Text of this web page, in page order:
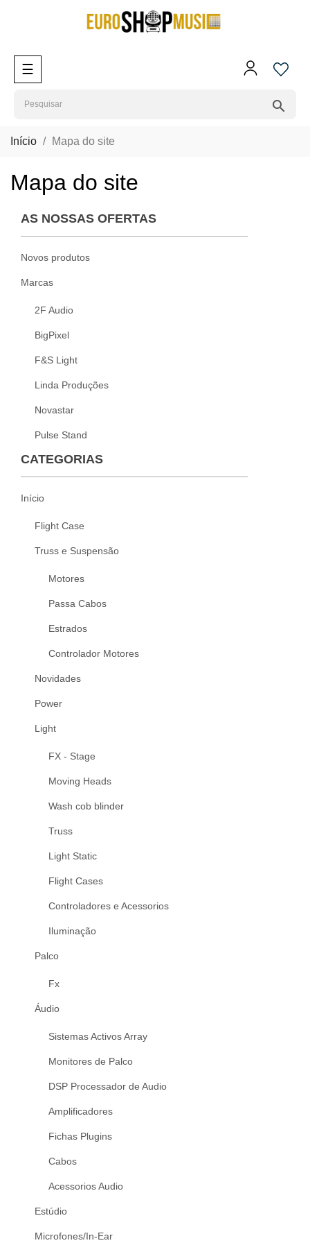
Toggle
navigation
☰
search
Início Mapa do site
Mapa do site
AS NOSSAS OFERTAS
Novos produtos
Marcas
2F Audio
BigPixel
F&S Light
Linda Produções
Novastar
Pulse Stand
CATEGORIAS
Início
Flight Case
Truss e Suspensão
Motores
Passa Cabos
Estrados
Controlador Motores
Novidades
Power
Light
FX - Stage
Moving Heads
Wash cob blinder
Truss
Light Static
Flight Cases
Controladores e Acessorios
Iluminação
Palco
Fx
Áudio
Sistemas Activos Array
Monitores de Palco
DSP Processador de Audio
Amplificadores
Fichas Plugins
Cabos
Acessorios Audio
Estúdio
Microfones/In-Ear